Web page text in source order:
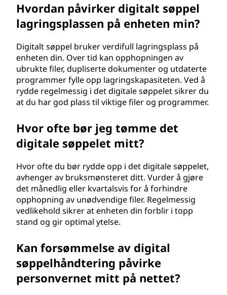
Hvordan påvirker digitalt søppel
lagringsplassen på enheten min?
Digitalt søppel bruker verdifull lagringsplass på
enheten din. Over tid kan opphopningen av
ubrukte filer, dupliserte dokumenter og utdaterte
programmer fylle opp lagringskapasiteten. Ved å
rydde regelmessig i det digitale søppelet sikrer du
at du har god plass til viktige filer og programmer.
Hvor ofte bør jeg tømme det
digitale søppelet mitt?
Hvor ofte du bør rydde opp i det digitale søppelet,
avhenger av bruksmønsteret ditt. Vurder å gjøre
det månedlig eller kvartalsvis for å forhindre
opphopning av unødvendige filer. Regelmessig
vedlikehold sikrer at enheten din forblir i topp
stand og gir optimal ytelse.
Kan forsømmelse av digital
søppelhåndtering påvirke
personvernet mitt på nettet?